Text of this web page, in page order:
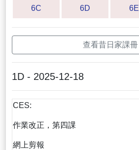
6C 6D 6E
查看昔日家課冊
1D - 2025-12-18
CES:
作業改正，第四課
網上剪報